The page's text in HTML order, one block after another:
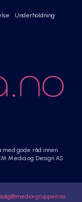
Underholdning
med gode råd innen
Media og Design AS
gruppen.no